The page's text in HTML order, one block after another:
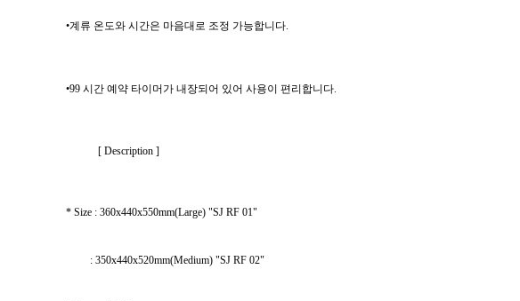
•계류 온도와 시간은 마음대로 조정 가능합니다.
•99 시간 예약 타이머가 내장되어 있어 사용이 편리합니다.
[ Description ]
* Size : 360x440x550mm(Large) "SJ RF 01"
: 350x440x520mm(Medium) "SJ RF 02"